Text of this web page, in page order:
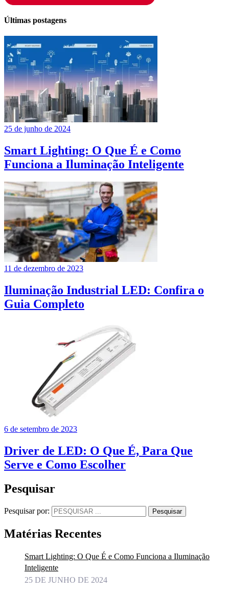
Últimas postagens
25 de junho de 2024
Smart Lighting: O Que É e Como
Funciona a Iluminação Inteligente
11 de dezembro de 2023
Iluminação Industrial LED: Confira o
Guia Completo
6 de setembro de 2023
Driver de LED: O Que É, Para Que
Serve e Como Escolher
Pesquisar
Pesquisar por: Pesquisar
Matérias Recentes
Smart Lighting: O Que É e Como Funciona a Iluminação
Inteligente
25 DE JUNHO DE 2024